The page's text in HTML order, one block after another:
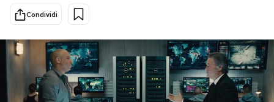
Economia
PODCAST
Condividi